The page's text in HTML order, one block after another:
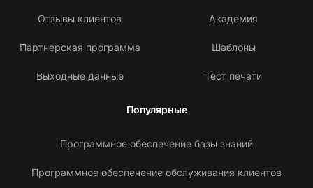
Отзывы клиентов
Партнерская программа
Выходные данные
Академия
Шаблоны
Тест печати
Популярные
Программное обеспечение базы знаний
Программное обеспечение обслуживания клиентов